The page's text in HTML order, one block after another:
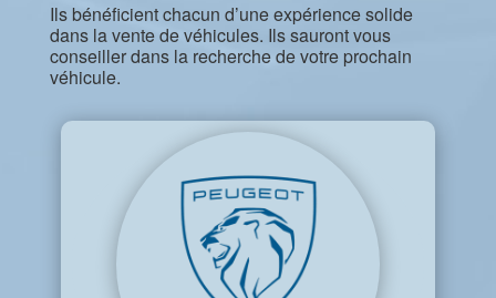
Ils bénéficient chacun d’une expérience solide
dans la vente de véhicules. Ils sauront vous
conseiller dans la recherche de votre prochain
véhicule.